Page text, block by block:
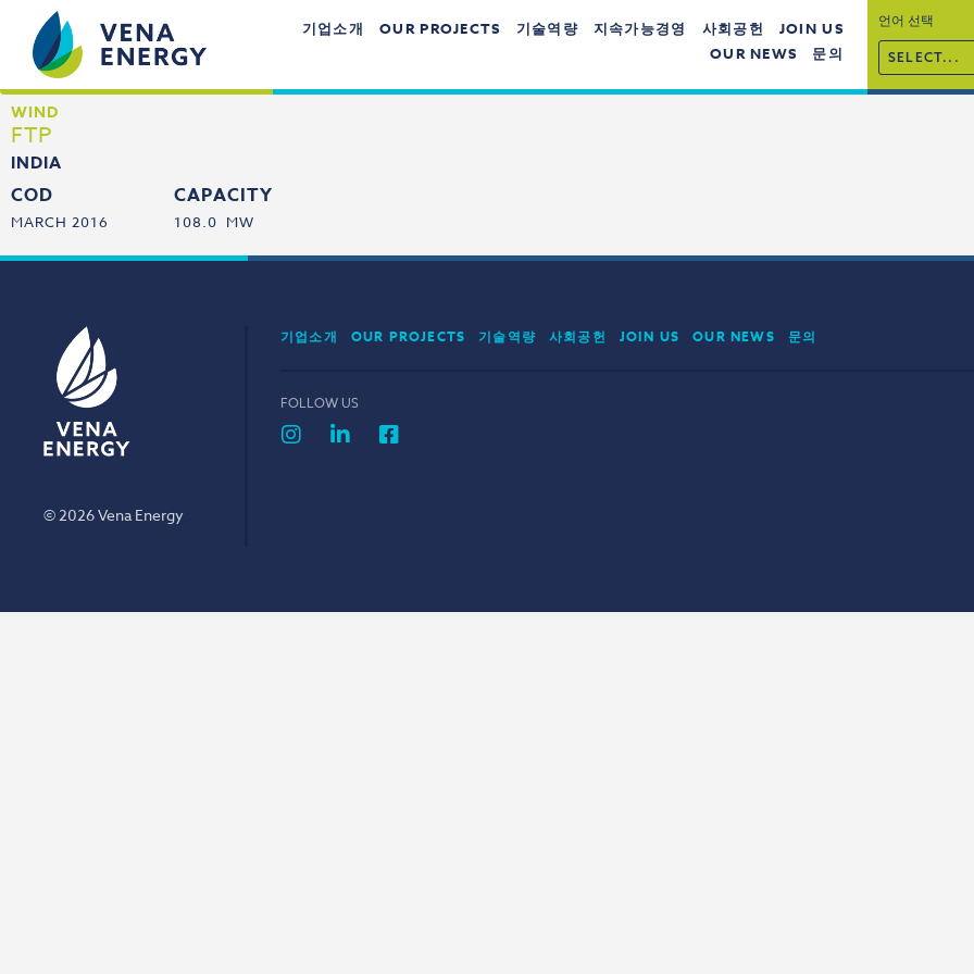
기업소개 OUR PROJECTS 기술역량 지속가능경영 사회공헌
JOIN US
OUR NEWS
문의
언어 선택
SELECT...
WIND
FTP
INDIA
COD
MARCH 2016
CAPACITY
108.0 MW
© 2026 Vena Energy
기업소개 OUR PROJECTS 기술역량 사회공헌 JOIN US OUR NEWS 문의
FOLLOW US